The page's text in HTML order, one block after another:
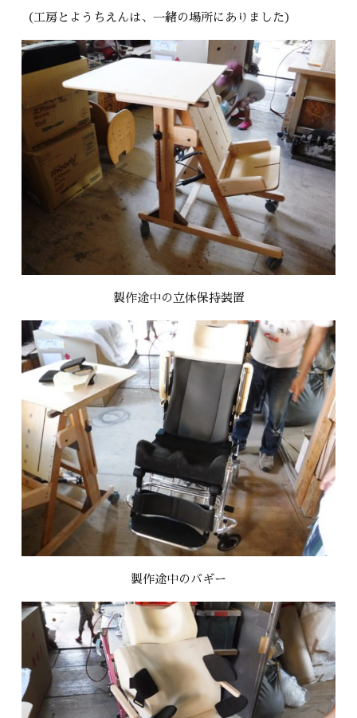
（工房とようちえんは、一緒の場所にありました）
製作途中の立体保持装置
製作途中のバギー